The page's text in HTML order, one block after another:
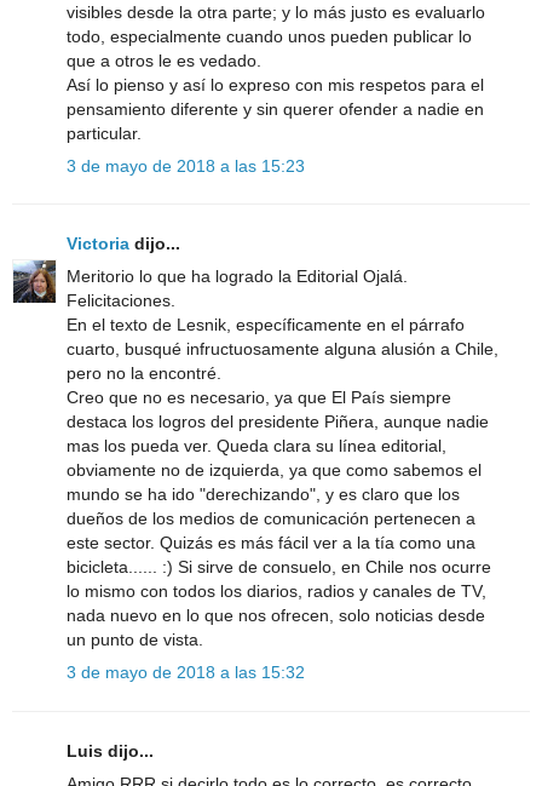
visibles desde la otra parte; y lo más justo es evaluarlo
todo, especialmente cuando unos pueden publicar lo
que a otros le es vedado.
Así lo pienso y así lo expreso con mis respetos para el
pensamiento diferente y sin querer ofender a nadie en
particular.
3 de mayo de 2018 a las 15:23
Victoria dijo...
Meritorio lo que ha logrado la Editorial Ojalá.
Felicitaciones.
En el texto de Lesnik, específicamente en el párrafo
cuarto, busqué infructuosamente alguna alusión a Chile,
pero no la encontré.
Creo que no es necesario, ya que El País siempre
destaca los logros del presidente Piñera, aunque nadie
mas los pueda ver. Queda clara su línea editorial,
obviamente no de izquierda, ya que como sabemos el
mundo se ha ido "derechizando", y es claro que los
dueños de los medios de comunicación pertenecen a
este sector. Quizás es más fácil ver a la tía como una
bicicleta...... :) Si sirve de consuelo, en Chile nos ocurre
lo mismo con todos los diarios, radios y canales de TV,
nada nuevo en lo que nos ofrecen, solo noticias desde
un punto de vista.
3 de mayo de 2018 a las 15:32
Luis dijo...